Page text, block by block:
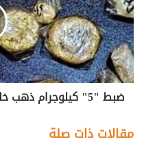
ضبط "5" كيلوجرام ذهب خلال حملة تفتيش بمدينة كوستي
مقالات ذات صلة